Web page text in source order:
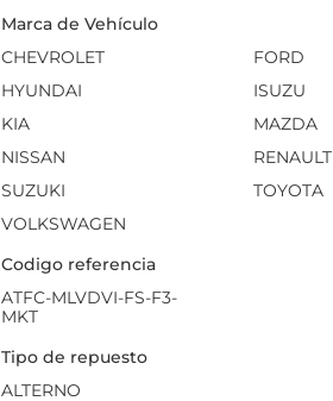
Marca de Vehículo
CHEVROLET
FORD
HYUNDAI
ISUZU
KIA
MAZDA
NISSAN
RENAULT
SUZUKI
TOYOTA
VOLKSWAGEN
Codigo referencia
ATFC-MLVDVI-FS-F3-
MKT
Tipo de repuesto
ALTERNO